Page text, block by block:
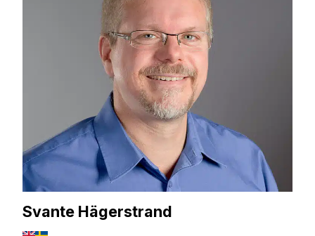
Svante Hägerstrand